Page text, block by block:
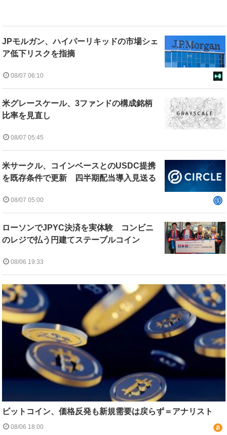
JPモルガン、ハイパーリキッドの市場シェ
ア低下リスクを指摘
08/07 06:10
米グレースケール、3ファンドの構成銘柄
比率を見直し
08/07 05:45
米サークル、コインベースとのUSDC提携
を既存条件で更新 四半期配当導入見送る
08/07 05:00
ローソンでJPYC決済を実体験 コンビニ
のレジで払う円建てステーブルコイン
08/06 19:33
ビットコイン、価格反発も新規需要は戻らず＝アナリスト
08/06 18:00